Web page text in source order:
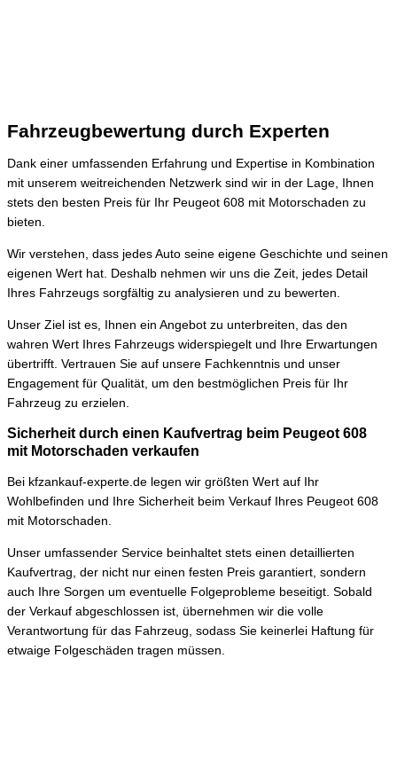
Fahrzeugbewertung durch Experten
Dank einer umfassenden Erfahrung und Expertise in Kombination
mit unserem weitreichenden Netzwerk sind wir in der Lage, Ihnen
stets den besten Preis für Ihr Peugeot 608 mit Motorschaden zu
bieten.
Wir verstehen, dass jedes Auto seine eigene Geschichte und seinen
eigenen Wert hat. Deshalb nehmen wir uns die Zeit, jedes Detail
Ihres Fahrzeugs sorgfältig zu analysieren und zu bewerten.
Unser Ziel ist es, Ihnen ein Angebot zu unterbreiten, das den
wahren Wert Ihres Fahrzeugs widerspiegelt und Ihre Erwartungen
übertrifft. Vertrauen Sie auf unsere Fachkenntnis und unser
Engagement für Qualität, um den bestmöglichen Preis für Ihr
Fahrzeug zu erzielen.
Sicherheit durch einen Kaufvertrag beim Peugeot 608
mit Motorschaden verkaufen
Bei kfzankauf-experte.de legen wir größten Wert auf Ihr
Wohlbefinden und Ihre Sicherheit beim Verkauf Ihres Peugeot 608
mit Motorschaden.
Unser umfassender Service beinhaltet stets einen detaillierten
Kaufvertrag, der nicht nur einen festen Preis garantiert, sondern
auch Ihre Sorgen um eventuelle Folgeprobleme beseitigt. Sobald
der Verkauf abgeschlossen ist, übernehmen wir die volle
Verantwortung für das Fahrzeug, sodass Sie keinerlei Haftung für
etwaige Folgeschäden tragen müssen.